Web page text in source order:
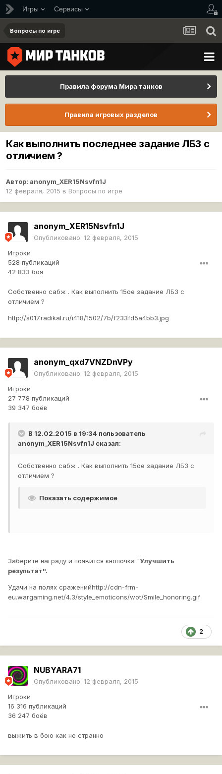
Игры Сервисы
Вопросы по игре
Правила форума Мира танков
Правила игровых разделов
Как выполнить последнее задание ЛБЗ с
отличием ?
Автор: anonym_XER15Nsvfn1J
12 февраля, 2015 в Вопросы по игре
anonym_XER15Nsvfn1J
Опубликовано: 12 февраля, 2015
Игроки
528 публикаций
42 833 боя
Собственно сабж . Как выполнить 15ое задание ЛБЗ с
отличием ?
http://s017.radikal.ru/i418/1502/7b/f233fd5a4bb3.jpg
anonym_qxd7VNZDnVPy
Опубликовано: 12 февраля, 2015
Игроки
27 778 публикаций
39 347 боёв
В 12.02.2015 в 19:34 пользователь
anonym_XER15Nsvfn1J сказал:
Собственно сабж . Как выполнить 15ое задание ЛБЗ с
отличием ?
Показать содержимое
Заберите награду и появится кнопочка "Улучшить
результат".
Удачи на полях сраженийhttp://cdn-frm-
eu.wargaming.net/4.3/style_emoticons/wot/Smile_honoring.gif
2
NUBYARA71
Опубликовано: 12 февраля, 2015
Игроки
16 316 публикаций
36 247 боёв
выжить в бою как не странно